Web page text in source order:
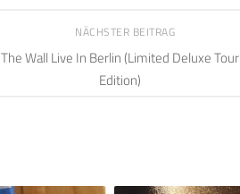
NÄCHSTER BEITRAG
The Wall Live In Berlin (Limited Deluxe Tour
Edition)